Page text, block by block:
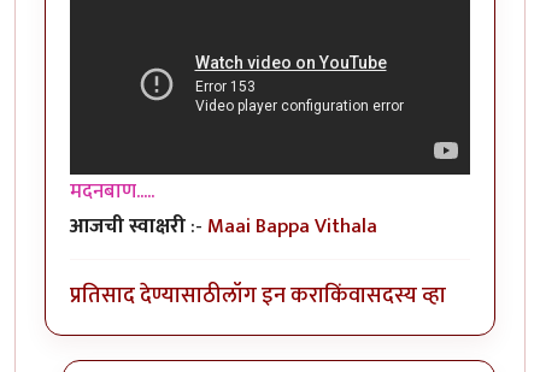
मदनबाण.....
आजची स्वाक्षरी:- Maai Bappa Vithala
प्रतिसाद देण्यासाठीलॉग इन कराकिंवासदस्य व्हा